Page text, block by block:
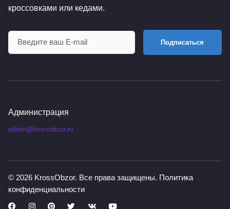
кроссовками или кедами.
Подписаться
Администрация
admin@krossobzor.ru
© 2026 KrossObzor. Все права защищены. Политика
конфиденциальности